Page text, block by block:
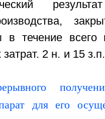
течение всего
затрат. 2 н. и 15